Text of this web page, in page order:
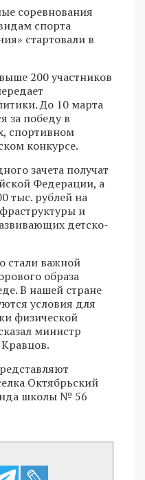
соревнования
спорта
стартовали в
200 участников
До 10 марта
за победу в
спортивном
конкурсе.
зачета получат
Федерации, а
тыс. рублей на
и
детско-
стали важной
образа
В нашей стране
условия для
физической
министр
Октябрьский
школы № 56